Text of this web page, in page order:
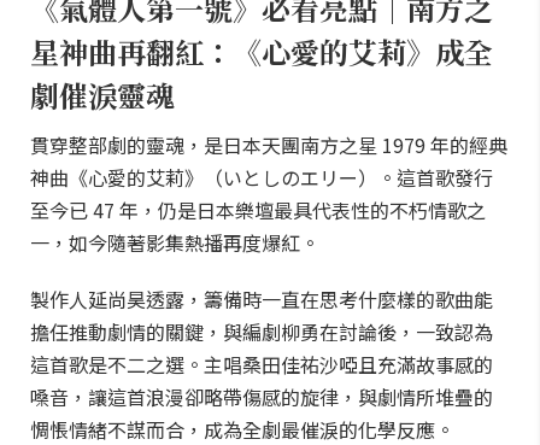
星神曲再翻紅：《心愛的艾莉》成全
劇催淚靈魂
貫穿整部劇的靈魂，是日本天團南方之星 1979 年的經典
神曲《心愛的艾莉》（いとしのエリー）。這首歌發行
至今已 47 年，仍是日本樂壇最具代表性的不朽情歌之
一，如今隨著影集熱播再度爆紅。
製作人延尚昊透露，籌備時一直在思考什麼樣的歌曲能
擔任推動劇情的關鍵，與編劇柳勇在討論後，一致認為
這首歌是不二之選。主唱桑田佳祐沙啞且充滿故事感的
嗓音，讓這首浪漫卻略帶傷感的旋律，與劇情所堆疊的
惆悵情緒不謀而合，成為全劇最催淚的化學反應。